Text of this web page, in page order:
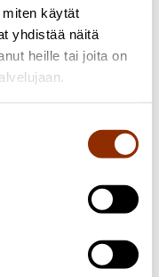
käytät
yhdistää näitä
heille tai joita on